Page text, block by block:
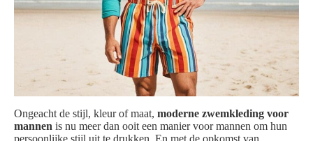
Ongeacht de stijl, kleur of maat, moderne zwemkleding voor
mannen is nu meer dan ooit een manier voor mannen om hun
persoonlijke stijl uit te drukken. En met de opkomst van